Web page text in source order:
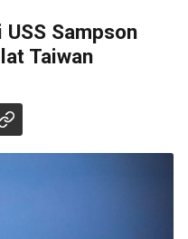
Sampson
Taiwan